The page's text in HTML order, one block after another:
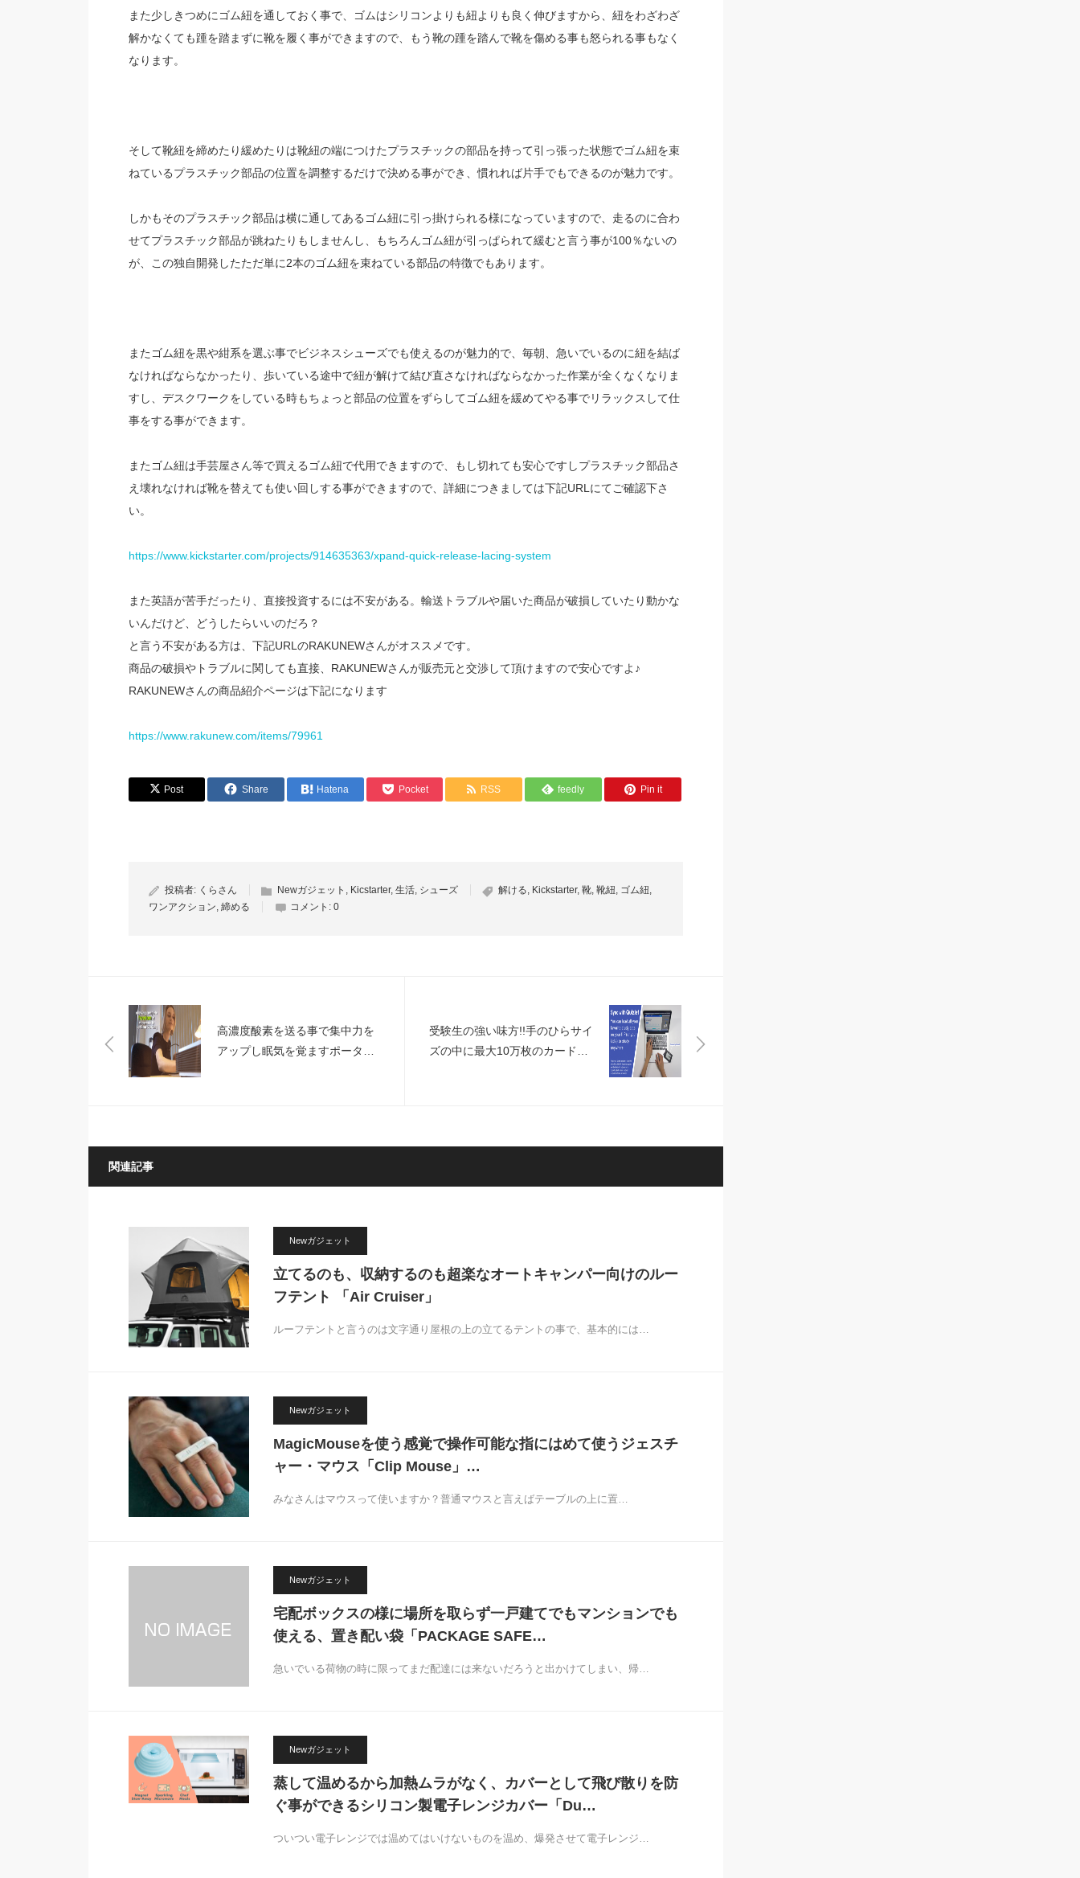
また少しきつめにゴム紐を通しておく事で、ゴムはシリコンよりも紐よりも良く伸びますから、紐をわざわざ
解かなくても踵を踏まずに靴を履く事ができますので、もう靴の踵を踏んで靴を傷める事も怒られる事もなく
なります。
そして靴紐を締めたり緩めたりは靴紐の端につけたプラスチックの部品を持って引っ張った状態でゴム紐を束
ねているプラスチック部品の位置を調整するだけで決める事ができ、慣れれば片手でもできるのが魅力です。
しかもそのプラスチック部品は横に通してあるゴム紐に引っ掛けられる様になっていますので、走るのに合わ
せてプラスチック部品が跳ねたりもしませんし、もちろんゴム紐が引っぱられて緩むと言う事が100％ないの
が、この独自開発したただ単に2本のゴム紐を束ねている部品の特徴でもあります。
またゴム紐を黒や紺系を選ぶ事でビジネスシューズでも使えるのが魅力的で、毎朝、急いでいるのに紐を結ば
なければならなかったり、歩いている途中で紐が解けて結び直さなければならなかった作業が全くなくなりま
すし、デスクワークをしている時もちょっと部品の位置をずらしてゴム紐を緩めてやる事でリラックスして仕
事をする事ができます。
またゴム紐は手芸屋さん等で買えるゴム紐で代用できますので、もし切れても安心ですしプラスチック部品さ
え壊れなければ靴を替えても使い回しする事ができますので、詳細につきましては下記URLにてご確認下さ
い。
https://www.kickstarter.com/projects/914635363/xpand-quick-release-lacing-system
また英語が苦手だったり、直接投資するには不安がある。輸送トラブルや届いた商品が破損していたり動かな
いんだけど、どうしたらいいのだろ？
と言う不安がある方は、下記URLのRAKUNEWさんがオススメです。
商品の破損やトラブルに関しても直接、RAKUNEWさんが販売元と交渉して頂けますので安心ですよ♪
RAKUNEWさんの商品紹介ページは下記になります
https://www.rakunew.com/items/79961
Post Share Hatena Pocket RSS feedly Pin it
投稿者: くらさん Newガジェット , Kicstarter, 生活, シューズ 解ける, Kickstarter, 靴, 靴紐, ゴム紐,
ワンアクション, 締める コメント: 0
高濃度酸素を送る事で集中力を
アップし眠気を覚ますポータブ
受験生の強い味方!!手のひらサイ
ズの中に最大10万枚のカードを
関連記事
Newガジェット
立てるのも、収納するのも超楽なオートキャンパー向けのルー
フテント 「Air Cruiser」
ルーフテントと言うのは文字通り屋根の上の立てるテントの事で、基本的には…
Newガジェット
MagicMouseを使う感覚で操作可能な指にはめて使うジェスチ
ャー・マウス「Clip Mouse」…
みなさんはマウスって使いますか？普通マウスと言えばテーブルの上に置…
Newガジェット
宅配ボックスの様に場所を取らず一戸建てでもマンションでも
使える、置き配い袋「PACKAGE SAFE…
急いでいる荷物の時に限ってまだ配達には来ないだろうと出かけてしまい、帰…
Newガジェット
蒸して温めるから加熱ムラがなく、カバーとして飛び散りを防
ぐ事ができるシリコン製電子レンジカバー「Du…
ついつい電子レンジでは温めてはいけないものを温め、爆発させて電子レンジ…